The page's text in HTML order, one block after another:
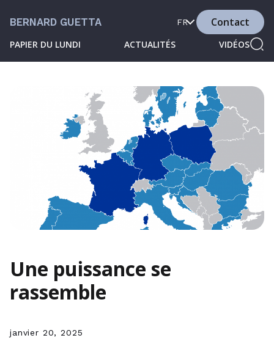
BERNARD GUETTA
PAPIER DU LUNDI ACTUALITÉS VIDÉOS
FR Contact
Une puissance se
rassemble
janvier 20, 2025